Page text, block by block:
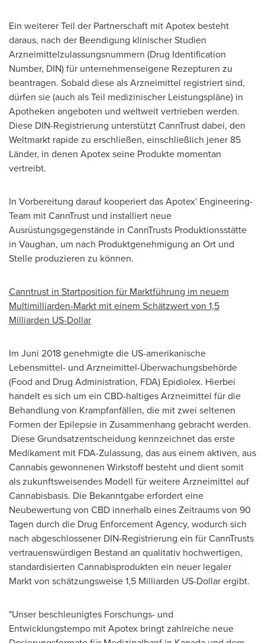
Ein weiterer Teil der Partnerschaft mit Apotex besteht
daraus, nach der Beendigung klinischer Studien
Arzneimittelzulassungsnummern (Drug Identification
Number, DIN) für unternehmenseigene Rezepturen zu
beantragen. Sobald diese als Arzneimittel registriert sind,
dürfen sie (auch als Teil medizinischer Leistungspläne) in
Apotheken angeboten und weltweit vertrieben werden.
Diese DIN-Registrierung unterstützt CannTrust dabei, den
Weltmarkt rapide zu erschließen, einschließlich jener 85
Länder, in denen Apotex seine Produkte momentan
vertreibt.
In Vorbereitung darauf kooperiert das Apotex' Engineering-
Team mit CannTrust und installiert neue
Ausrüstungsgegenstände in CannTrusts Produktionsstätte
in Vaughan, um nach Produktgenehmigung an Ort und
Stelle produzieren zu können.
Canntrust in Startposition für Marktführung im neuem
Multimilliarden-Markt mit einem Schätzwert von 1,5
Milliarden US-Dollar
Im Juni 2018 genehmigte die US-amerikanische
Lebensmittel- und Arzneimittel-Überwachungsbehörde
(Food and Drug Administration, FDA) Epidiolex. Hierbei
handelt es sich um ein CBD-haltiges Arzneimittel für die
Behandlung von Krampfanfällen, die mit zwei seltenen
Formen der Epilepsie in Zusammenhang gebracht werden.
Diese Grundsatzentscheidung kennzeichnet das erste
Medikament mit FDA-Zulassung, das aus einem aktiven, aus
Cannabis gewonnenen Wirkstoff besteht und dient somit
als zukunftsweisendes Modell für weitere Arzneimittel auf
Cannabisbasis. Die Bekanntgabe erfordert eine
Neubewertung von CBD innerhalb eines Zeitraums von 90
Tagen durch die Drug Enforcement Agency, wodurch sich
nach abgeschlossener DIN-Registrierung ein für CannTrusts
vertrauenswürdigen Bestand an qualitativ hochwertigen,
standardisierten Cannabisprodukten ein neuer legaler
Markt von schätzungsweise 1,5 Milliarden US-Dollar ergibt.
"Unser beschleunigtes Forschungs- und
Entwicklungstempo mit Apotex bringt zahlreiche neue